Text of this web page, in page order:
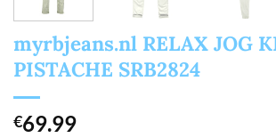
myrbjeans.nl RELAX JOG
PISTACHE SRB2824
€69.99